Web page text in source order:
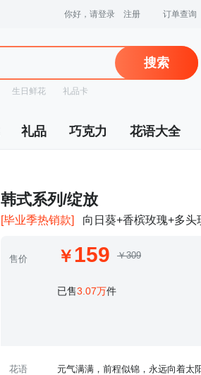
你好，请登录 注册 订单查询
搜索
生日鲜花 礼品卡
礼品 巧克力 花语大全
韩式系列/绽放
[毕业季热销款] 向日葵+香槟玫瑰+多头
售价 159 ￥309
已售3.07万件
花语
元气满满，前程似锦，永远向着太